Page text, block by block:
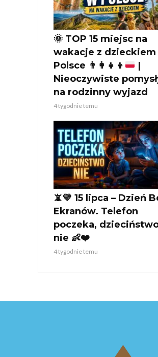
🌞 TOP 15 miejsc na
wakacje z dzieckiem
Polsce 👨‍👩‍👧‍👦
|
Nieoczywiste
na rodzinny wyjazd
4 tygodnie temu
📵💛 15 lipca – Dzień
Ekranów. Telefon
poczeka,
nie 👶❤️
4 tygodnie temu